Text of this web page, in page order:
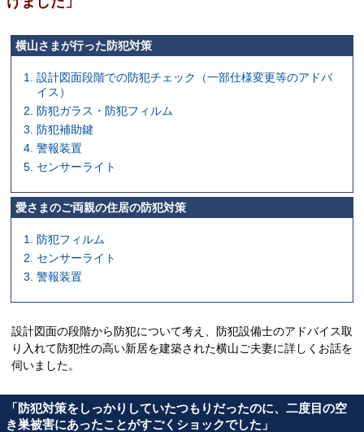
横山さまが行った防犯対策
設計図面段階での防犯チェック（一部仕様変更等のアドバ
イス）
防犯ガラス・防犯フィルム
防犯補助鍵
警報装置
センサーライト
愛さまのご両親の住居の防犯対策
防犯フィルム
センサーライト
警報装置
設計図面の段階から防犯について考え、防犯設備士のアドバイス取
り入れて防犯性の高い新居を建築された横山ご夫妻に詳しくお話を
伺いました。
「防犯対策をしっかりしていたつもりだったのに、二度目の空
き巣被害にあったことがすごくショックでした」